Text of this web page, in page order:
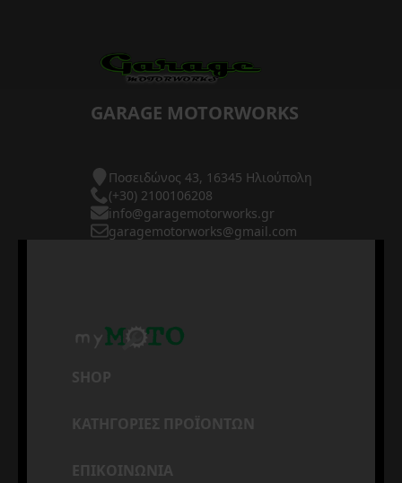
GARAGE MOTORWORKS
Ποσειδώνος 43, 16345 Ηλιούπολη
(+30) 2100106208
info@garagemotorworks.gr
garagemotorworks@gmail.com
SHOP
ΚΑΤΗΓΟΡΙΕΣ ΠΡΟΪΟΝΤΩΝ
ΕΠΙΚΟΙΝΩΝΙΑ